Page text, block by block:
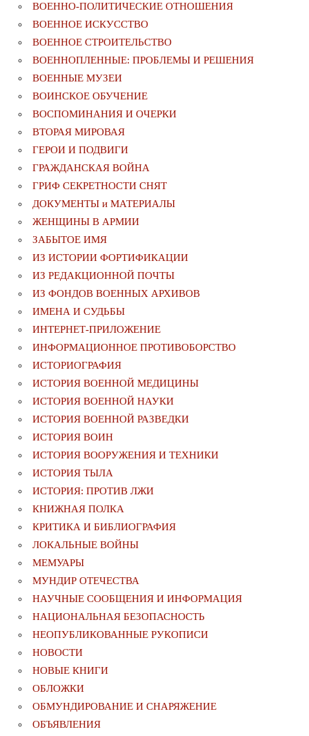
ВОЕННО-ПОЛИТИЧЕСКИE ОТНОШЕНИЯ
ВОЕННОЕ ИСКУССТВО
ВОЕННОЕ СТРОИТЕЛЬСТВО
ВОЕННОПЛЕННЫЕ: ПРОБЛЕМЫ И РЕШЕНИЯ
ВОЕННЫЕ МУЗЕИ
ВОИНСКОЕ ОБУЧЕНИЕ
ВОСПОМИНАНИЯ И ОЧЕРКИ
ВТОРАЯ МИРОВАЯ
ГЕРОИ И ПОДВИГИ
ГРАЖДАНСКАЯ ВОЙНА
ГРИФ СЕКРЕТНОСТИ СНЯТ
ДОКУМЕНТЫ и МАТЕРИАЛЫ
ЖЕНЩИНЫ В АРМИИ
ЗАБЫТОЕ ИМЯ
ИЗ ИСТОРИИ ФОРТИФИКАЦИИ
ИЗ РЕДАКЦИОННОЙ ПОЧТЫ
ИЗ ФОНДОВ ВОЕННЫХ АРХИВОВ
ИМЕНА И СУДЬБЫ
ИНТЕРНЕТ-ПРИЛОЖЕНИЕ
ИНФОРМАЦИОННОЕ ПРОТИВОБОРСТВО
ИСТОРИОГРАФИЯ
ИСТОРИЯ ВОЕННОЙ МЕДИЦИНЫ
ИСТОРИЯ ВОЕННОЙ НАУКИ
ИСТОРИЯ ВОЕННОЙ РАЗВЕДКИ
ИСТОРИЯ ВОИН
ИСТОРИЯ ВООРУЖЕНИЯ И ТЕХНИКИ
ИСТОРИЯ ТЫЛА
ИСТОРИЯ: ПРОТИВ ЛЖИ
КНИЖНАЯ ПОЛКА
КРИТИКА И БИБЛИОГРАФИЯ
ЛОКАЛЬНЫЕ ВОЙНЫ
МЕМУАРЫ
МУНДИР ОТЕЧЕСТВА
НАУЧНЫЕ СООБЩЕНИЯ И ИНФОРМАЦИЯ
НАЦИОНАЛЬНАЯ БЕЗОПАСНОСТЬ
НЕОПУБЛИКОВАННЫЕ РУКОПИСИ
НОВОСТИ
НОВЫЕ КНИГИ
ОБЛОЖКИ
ОБМУНДИРОВАНИЕ И СНАРЯЖЕНИЕ
ОБЪЯВЛЕНИЯ